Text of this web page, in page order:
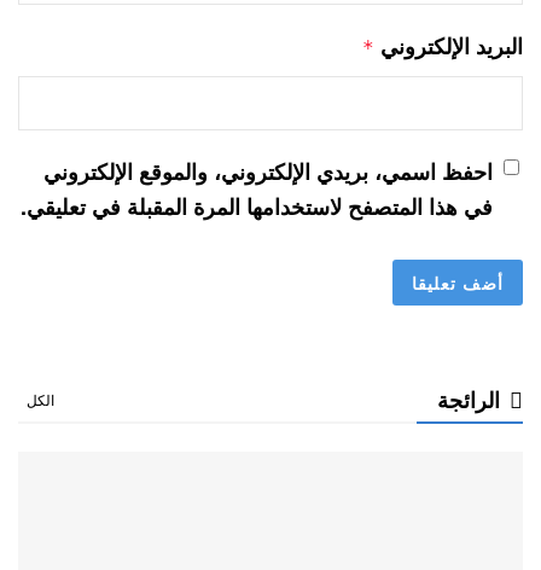
البريد الإلكتروني *
احفظ اسمي، بريدي الإلكتروني، والموقع الإلكتروني
في هذا المتصفح لاستخدامها المرة المقبلة في تعليقي.
الرائجة الكل